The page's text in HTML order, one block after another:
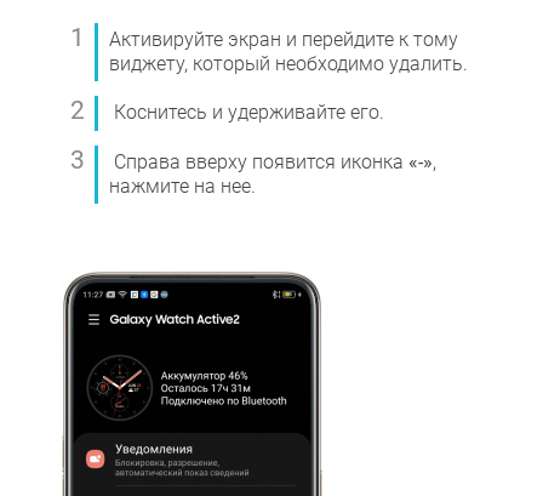
Активируйте экран и перейдите к тому
виджету, который необходимо удалить.
Коснитесь и удерживайте его.
Справа вверху появится иконка «-»,
нажмите на нее.